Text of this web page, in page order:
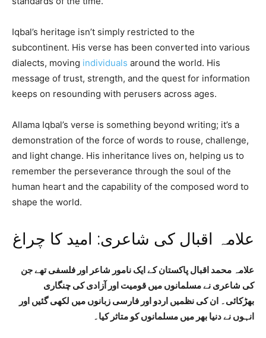
Iqbal’s heritage isn’t simply restricted to the
subcontinent. His verse has been converted into various
dialects, moving individuals around the world. His
message of trust, strength, and the quest for information
keeps on resounding with perusers across ages.
Allama Iqbal’s verse is something beyond writing; it’s a
demonstration of the force of words to rouse, challenge,
and light change. His inheritance lives on, helping us to
remember the perseverance through the soul of the
human heart and the capability of the composed word to
shape the world.
علامہ اقبال کی شاعری: امید کا چراغ
علامہ محمد اقبال پاکستان کے ایک نامور شاعر اور فلسفی تھے جن
کی شاعری نے مسلمانوں میں قومیت اور آزادی کی چنگاری
بھڑکائی۔ ان کی نظمیں اردو اور فارسی زبانوں میں لکھی گئیں اور
انہوں نے دنیا بھر میں مسلمانوں کو متاثر کیا۔